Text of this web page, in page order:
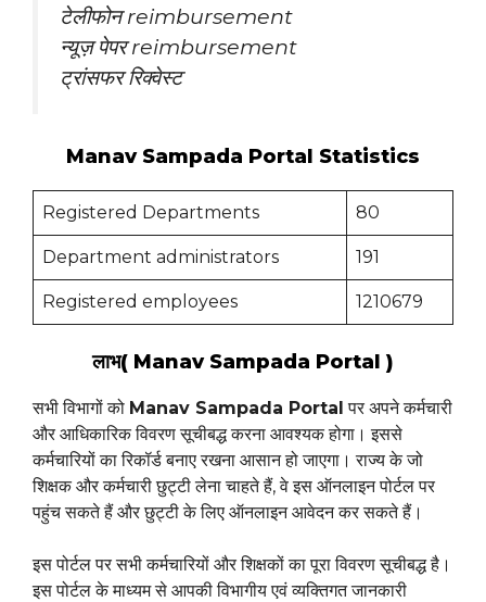
टेलीफोन reimbursement
न्यूज़ पेपर reimbursement
ट्रांसफर रिक्वेस्ट
Manav Sampada Portal Statistics
Registered Departments 80
Department administrators 191
Registered employees 1210679
लाभ( Manav Sampada Portal )
सभी विभागों को Manav Sampada Portal पर अपने कर्मचारी
और आधिकारिक विवरण सूचीबद्ध करना आवश्यक होगा। इससे
कर्मचारियों का रिकॉर्ड बनाए रखना आसान हो जाएगा। राज्य के जो
शिक्षक और कर्मचारी छुट्टी लेना चाहते हैं, वे इस ऑनलाइन पोर्टल पर
पहुंच सकते हैं और छुट्टी के लिए ऑनलाइन आवेदन कर सकते हैं।
इस पोर्टल पर सभी कर्मचारियों और शिक्षकों का पूरा विवरण सूचीबद्ध है।
इस पोर्टल के माध्यम से आपकी विभागीय एवं व्यक्तिगत जानकारी